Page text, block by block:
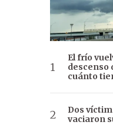
El frío
descenso
cuánto
Dos
vaciaron